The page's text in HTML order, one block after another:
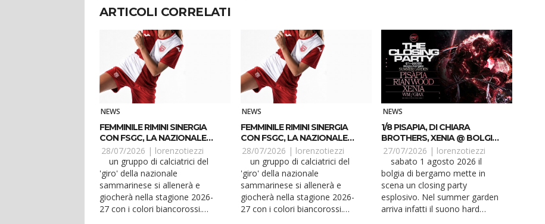
ARTICOLI CORRELATI
NEWS
FEMMINILE RIMINI SINERGIA
CON FSGC, LA NAZIONALE
SAMMARINESE
28/07/2026 | lorenzotiezzi
'giro' della nazionale
sammarinese si allenerà e
giocherà nella stagione 2026-
27 con i colori biancorossi.
NEWS
FEMMINILE RIMINI SINERGIA
CON FSGC, LA NAZIONALE
SAMMARINESE
28/07/2026 | lorenzotiezzi
'giro' della nazionale
sammarinese si allenerà e
giocherà nella stagione 2026-
27 con i colori biancorossi.
NEWS
1/8 PISAPIA, DI CHIARA
BROTHERS, XENIA @ BOLGIA
CLOSING (BG)
27/07/2026 | lorenzotiezzi
bolgia di bergamo mette in
scena un closing party
esplosivo. Nel summer garden
arriva infatti il suono hard